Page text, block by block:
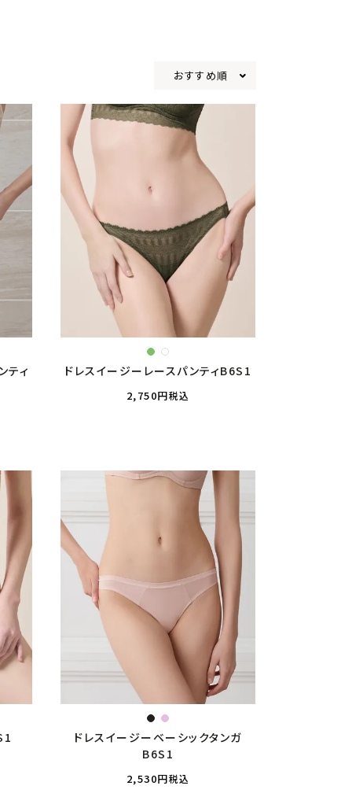
おすすめ順
ティ ドレスイージーレースパンティB6S1
2,750 税込
ドレスイージーベーシックタンガ
B6S1
2,530 税込